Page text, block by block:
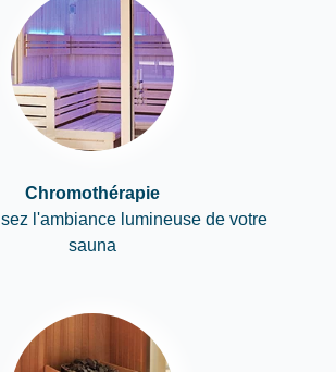
Chromothérapie
l'ambiance lumineuse de votre
sauna